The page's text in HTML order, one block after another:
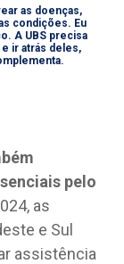
as doenças,
condições. Eu
A UBS precisa
ir atrás deles,
pelo
as
e Sul
assistência